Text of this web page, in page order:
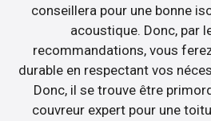
conseillera pour une bonne
acoustique. Donc, par
recommandations, vous
durable en respectant vos
Donc, il se trouve être
couvreur expert pour une